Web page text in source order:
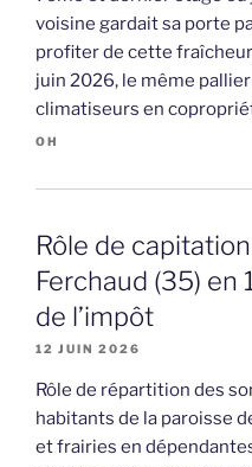
voisine gardait sa porte
profiter de cette
juin 2026, le même
climatiseurs en
OH
Rôle de
Ferchaud (35) en
de l’impôt
12 JUIN 2026
Rôle de répartition des
habitants de la paroisse
et frairies en